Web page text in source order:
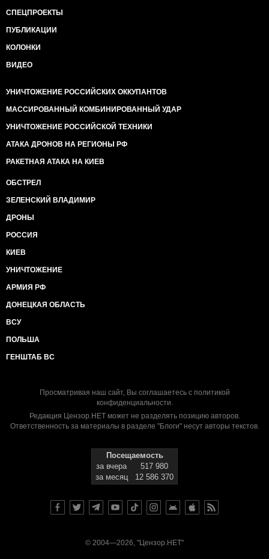
СПЕЦПРОЕКТЫ
ПУБЛИКАЦИИ
КОЛОНКИ
ВИДЕО
УНИЧТОЖЕНИЕ РОССИЙСКИХ ОККУПАНТОВ
МАССИРОВАННЫЙ КОМБИНИРОВАННЫЙ УДАР
УНИЧТОЖЕНИЕ РОССИЙСКОЙ ТЕХНИКИ
АТАКА ДРОНОВ НА РЕГИОНЫ РФ
РАКЕТНАЯ АТАКА НА КИЕВ
ОБСТРЕЛ
ЗЕЛЕНСКИЙ ВЛАДИМИР
ДРОНЫ
РОССИЯ
КИЕВ
УНИЧТОЖЕНИЕ
АРМИЯ РФ
ДОНЕЦКАЯ ОБЛАСТЬ
ВСУ
ПОЛЬША
ГЕНШТАБ ВС
Просматривая наш сайт, Вы соглашаетесь с политикой
конфиденциальности.
Редакция Цензор.НЕТ может не разделять позицию авторов.
Ответственность за материалы в разделе "Блоги" несут авторы текстов.
Посещаемость
за вчера
517 980
за месяц
12 586 370
© 2004—2026, "Цензор.НЕТ"